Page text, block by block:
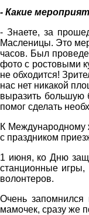
- Какие
- Знаете, за
Масленицы. Это
часов. Был
фото с ростовыми
не обходится!
нас нет никакой
выразить большую
помог сделать
К Международному
с праздником
1 июня, ко Дню
станционные игры,
волонтеров.
Очень
мамочек, сразу же